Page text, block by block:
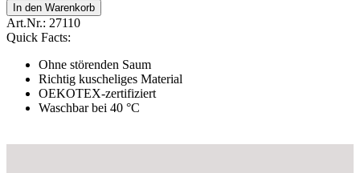
In den Warenkorb
Art.Nr.: 27110
Quick Facts:
Ohne störenden Saum
Richtig kuscheliges Material
OEKOTEX-zertifiziert
Waschbar bei 40 °C